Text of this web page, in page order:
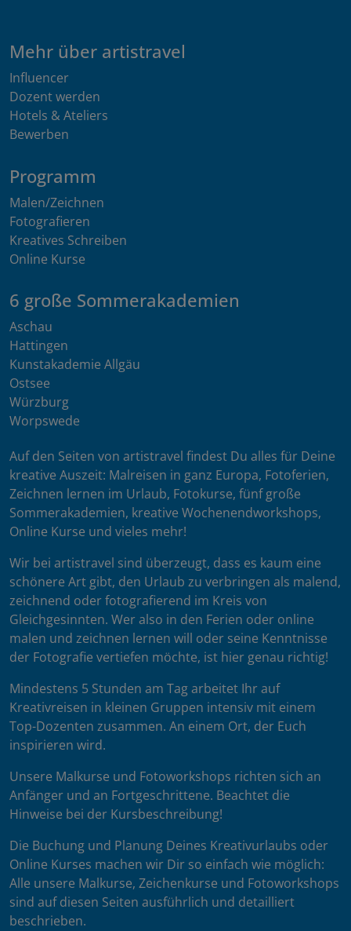
Mehr über artistravel
Influencer
Dozent werden
Hotels & Ateliers
Bewerben
Programm
Malen/Zeichnen
Fotografieren
Kreatives Schreiben
Online Kurse
6 große Sommerakademien
Aschau
Hattingen
Kunstakademie Allgäu
Ostsee
Würzburg
Worpswede
Auf den Seiten von artistravel findest Du alles für Deine
kreative Auszeit: Malreisen in ganz Europa, Fotoferien,
Zeichnen lernen im Urlaub, Fotokurse, fünf große
Sommerakademien, kreative Wochenendworkshops,
Online Kurse und vieles mehr!
Wir bei artistravel sind überzeugt, dass es kaum eine
schönere Art gibt, den Urlaub zu verbringen als malend,
zeichnend oder fotografierend im Kreis von
Gleichgesinnten. Wer also in den Ferien oder online
malen und zeichnen lernen will oder seine Kenntnisse
der Fotografie vertiefen möchte, ist hier genau richtig!
Mindestens 5 Stunden am Tag arbeitet Ihr auf
Kreativreisen in kleinen Gruppen intensiv mit einem
Top-Dozenten zusammen. An einem Ort, der Euch
inspirieren wird.
Unsere Malkurse und Fotoworkshops richten sich an
Anfänger und an Fortgeschrittene. Beachtet die
Hinweise bei der Kursbeschreibung!
Die Buchung und Planung Deines Kreativurlaubs oder
Online Kurses machen wir Dir so einfach wie möglich:
Alle unsere Malkurse, Zeichenkurse und Fotoworkshops
sind auf diesen Seiten ausführlich und detailliert
beschrieben.